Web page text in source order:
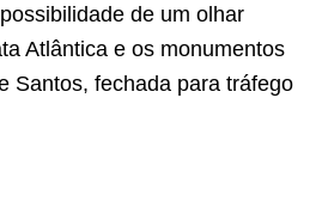
de um olhar
Atlântica e os monumentos
Santos, fechada para tráfego